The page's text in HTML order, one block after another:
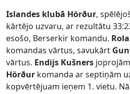
Islandes klubā Hörður,
kārtējo uzvaru, ar rezultātu
esošo, Berserkir komandu.
komandas vārtus, savukārt
vārtus. Endijs Kušners
Hörður komanda ar septiņām
kopvērtējuam ieņem 1. vietu.